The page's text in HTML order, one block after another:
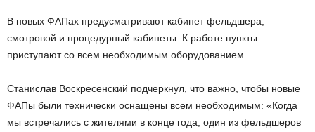
В новых ФАПах предусматривают кабинет фельдшера,
смотровой и процедурный кабинеты. К работе пункты
приступают со всем необходимым оборудованием.
Станислав Воскресенский подчеркнул, что важно, чтобы новые
ФАПы были технически оснащены всем необходимым: «Когда
мы встречались с жителями в конце года, один из фельдшеров